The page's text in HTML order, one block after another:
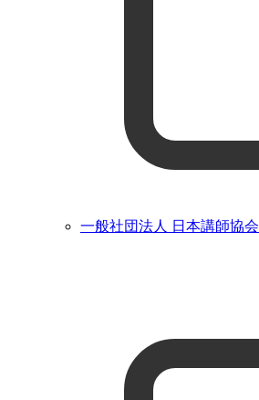
一般社団法人 日本講師協会